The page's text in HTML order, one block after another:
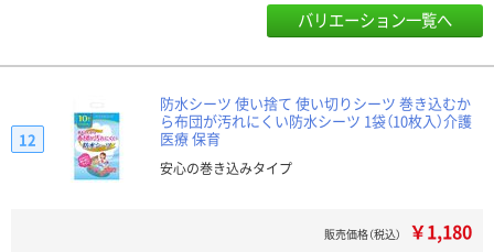
バリエーション一覧へ
防水シーツ 使い捨て 使い切りシーツ 巻き込むか
ら布団が汚れにくい防水シーツ 1袋（10枚入）介護
医療 保育
安心の巻き込みタイプ
12
販売価格（税込） ￥1,180